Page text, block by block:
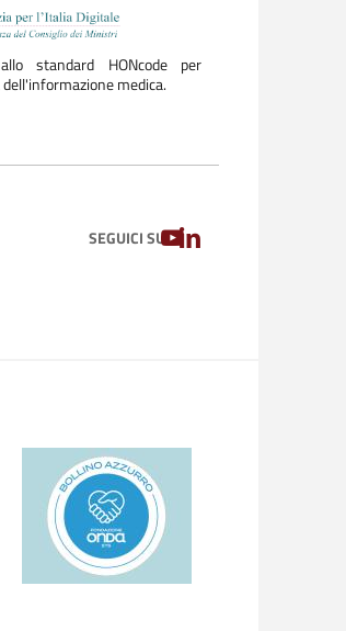
standard HONcode per
medica.
SEGUICI SUYOUTUBE
LINKEDIN